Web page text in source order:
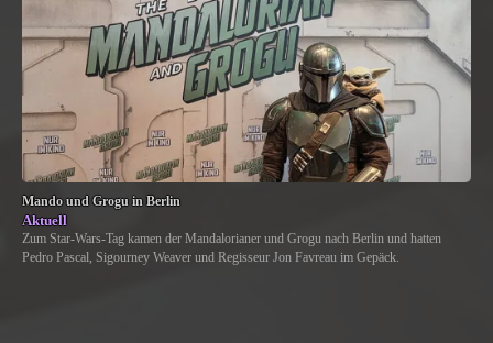
Mando und Grogu in Berlin
Aktuell
Zum Star-Wars-Tag kamen der Mandalorianer und Grogu nach Berlin und hatten
Pedro Pascal, Sigourney Weaver und Regisseur Jon Favreau im Gepäck.